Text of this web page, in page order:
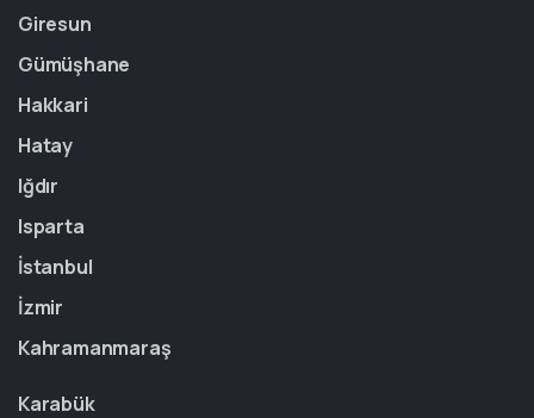
Giresun
Gümüşhane
Hakkari
Hatay
Iğdır
Isparta
İstanbul
İzmir
Kahramanmaraş
Karabük